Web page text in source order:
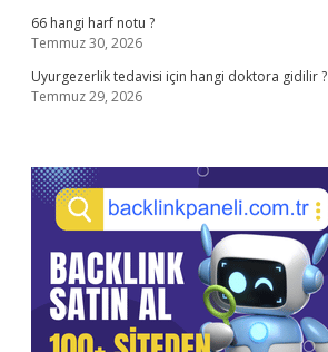
66 hangi harf notu ?
Temmuz 30, 2026
Uyurgezerlik tedavisi için hangi doktora gidilir ?
Temmuz 29, 2026